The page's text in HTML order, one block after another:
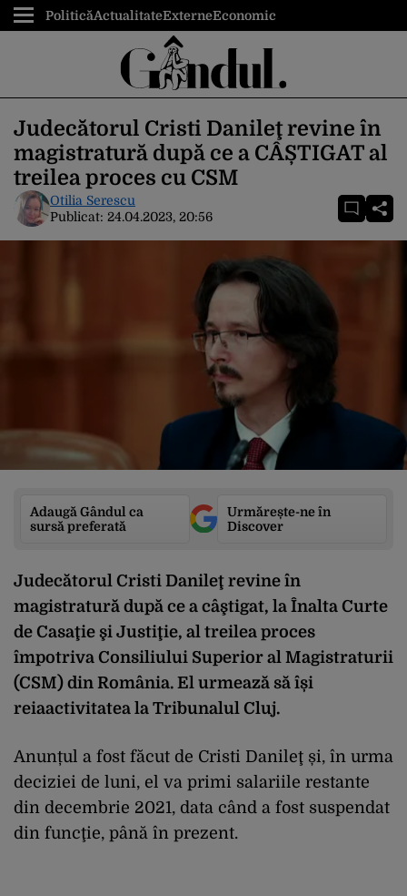
PoliticăActualitateExterneEconomic
Judecătorul Cristi Danileţ revine în
magistratură după ce a CÂȘTIGAT al
treilea proces cu CSM
Otilia Serescu
Publicat: 24.04.2023, 20:56
Adaugă Gândul ca
sursă preferată
Urmărește-ne în
Discover
Judecătorul Cristi Danileţ revine în
magistratură după ce a câştigat, la Înalta Curte
de Casaţie şi Justiţie, al treilea proces
împotriva Consiliului Superior al Magistraturii
(CSM) din România. El urmează să își
reiaactivitatea la Tribunalul Cluj.
Anunțul a fost făcut de Cristi Danileţ și, în urma
deciziei de luni, el va primi salariile restante
din decembrie 2021, data când a fost suspendat
din funcţie, până în prezent.